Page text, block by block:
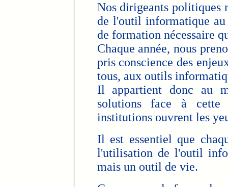
Nos dirigeants politiques
de l'outil informatique
de formation nécessaire
Chaque année, nous
pris conscience des
tous, aux outils
Il appartient donc au
solutions face à cette
institutions ouvrent les
Il est essentiel que
l'utilisation de l'outil
mais un outil de vie.